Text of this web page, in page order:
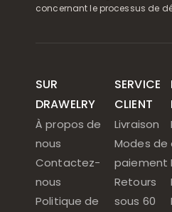
concernant le processus de
SUR
DRAWELRY
À propos de
nous
Contactez-
nous
Politique de
SERVICE
CLIENT
Livraison
Modes de
paiement
Retours
sous 60